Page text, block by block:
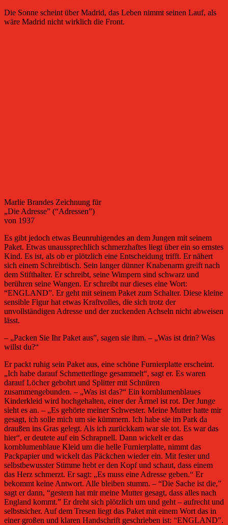
Die Sonne scheint über Madrid, das Leben nimmt seinen Lauf, als
wäre Madrid nicht wirklich die Front.
Marlie Brandes Zeichnung für
„Die Adresse” (“Adressen”)
von 1937
Es gibt jedoch etwas Beunruhigendes an dem Jungen mit seinem
Paket. Etwas unaussprechlich schmerzhaftes liegt über ein so ernstes
Kind. Es ist, als ob er plötzlich eine Entscheidung trifft. Er nähert
sich einem Schreibtisch. Sein langer dünner Knabenarm greift nach
dem Stifthalter. Er schreibt, seine Wimpern sind schwarz und
berühren seine Wangen. Er schreibt nur dieses eine Wort:
“ENGLAND”. Er geht mit seinem Paket zum Schalter. Diese kleine
sensible Figur hat etwas Kraftvolles, die sich trotz der
unvollständigen Adresse und der zuckenden Achseln nicht abweisen
lässt.
– „Packen Sie Ihr Paket aus”, sagen sie ihm. – „Was ist drin? Was
willst du?“
Er packt ruhig sein Paket aus, eine schöne Furnierplatte erscheint.
„Ich habe darauf Schmetterlinge gesammelt“, sagt er. Es waren
darauf Löcher gebohrt und Splitter mit Schnüren
zusammengebunden. – „Was ist das?“ Ein kornblumenblaues
Kinderkleid wird hochgehalten, einer der Ärmel ist rot. Der Junge
sieht es an. – „Es gehörte meiner Schwester. Meine Mutter hatte mir
gesagt, ich solle mich um sie kümmern. Ich habe sie im Park da
draußen ins Gras gelegt. Als ich zurückkam war sie tot. Es war das
hier“, er deutete auf ein Schrapnell. Dann wickelt er das
kornblumenblaue Kleid um die helle Furnierplatte, nimmt das
Packpapier und wickelt das Päckchen wieder ein. Mit fester und
selbstbewusster Stimme hebt er den Kopf und schaut, dass einem
das Herz schmerzt. Er sagt: „Es muss eine Adresse geben.“ Er
bekommt keine Antwort. Alle bleiben stumm. – “Die Sache ist die,”
sagt er dann, “gestern hat mir meine Mutter gesagt, dass alles nach
England kommt.” Er dreht sich plötzlich um und geht – aufrecht und
selbstsicher. Auf dem Tresen liegt das Paket mit einem Wort das in
einer großen und klaren Handschrift geschrieben ist: “ENGLAND”.